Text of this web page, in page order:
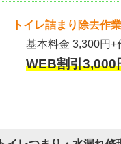
トイレ詰まり除去作
基本料金 3,300円+
WEB割引